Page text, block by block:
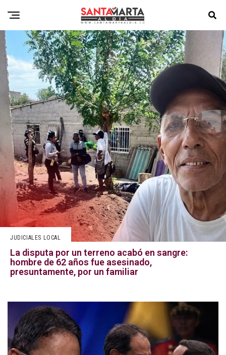
JUDICIALES LOCAL
La disputa por un terreno acabó en sangre:
hombre de 62 años fue asesinado,
presuntamente, por un familiar